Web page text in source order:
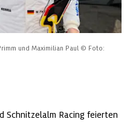
und Maximilian Paul © Foto:
Schnitzelalm Racing feierten